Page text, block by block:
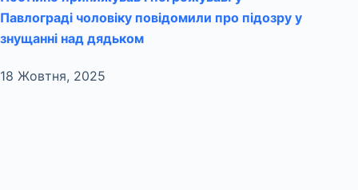
Павлограді чоловіку повідомили про підозру у
знущанні над дядьком
18 Жовтня, 2025